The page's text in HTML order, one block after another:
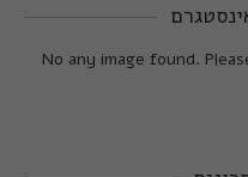
No any image found.